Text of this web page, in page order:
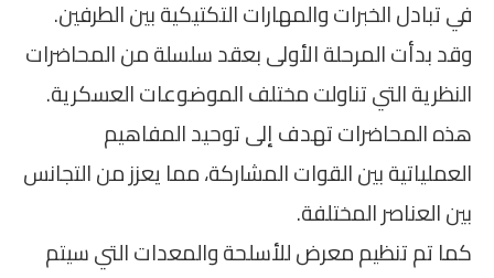
في تبادل الخبرات والمهارات التكتيكية بين الطرفين.
وقد بدأت المرحلة الأولى بعقد سلسلة من المحاضرات
النظرية التي تناولت مختلف الموضوعات العسكرية.
هذه المحاضرات تهدف إلى توحيد المفاهيم
العملياتية بين القوات المشاركة، مما يعزز من التجانس
بين العناصر المختلفة.
كما تم تنظيم معرض للأسلحة والمعدات التي سيتم